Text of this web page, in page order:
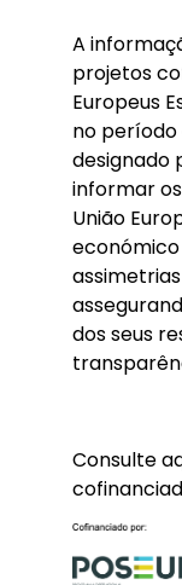
A
projetos
Europeus
no período
designado
informar
União
económico
dos seus
Consulte